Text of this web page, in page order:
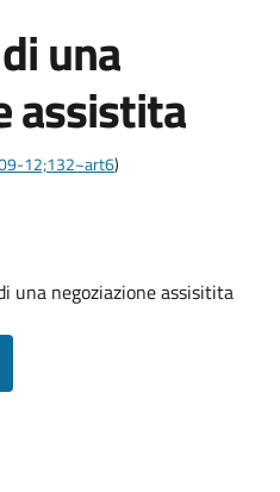
una
assistita
12;132~art6)
una negoziazione assisitita